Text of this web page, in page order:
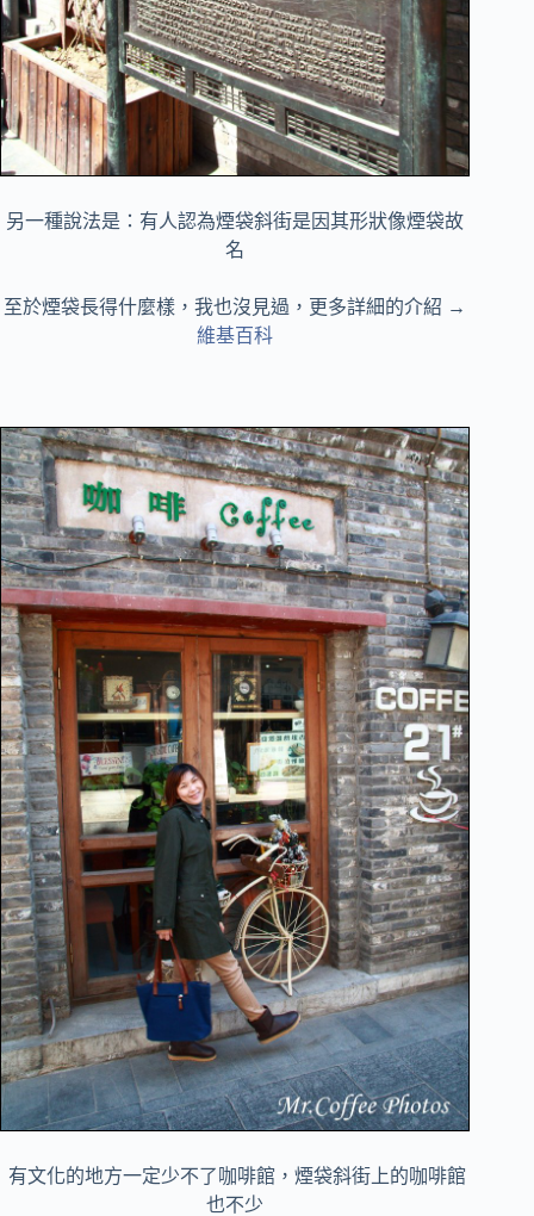
另一種說法是：有人認為煙袋斜街是因其形狀像煙袋故
名
至於煙袋長得什麼樣，我也沒見過，更多詳細的介紹 →
維基百科
有文化的地方一定少不了咖啡館，煙袋斜街上的咖啡館
也不少